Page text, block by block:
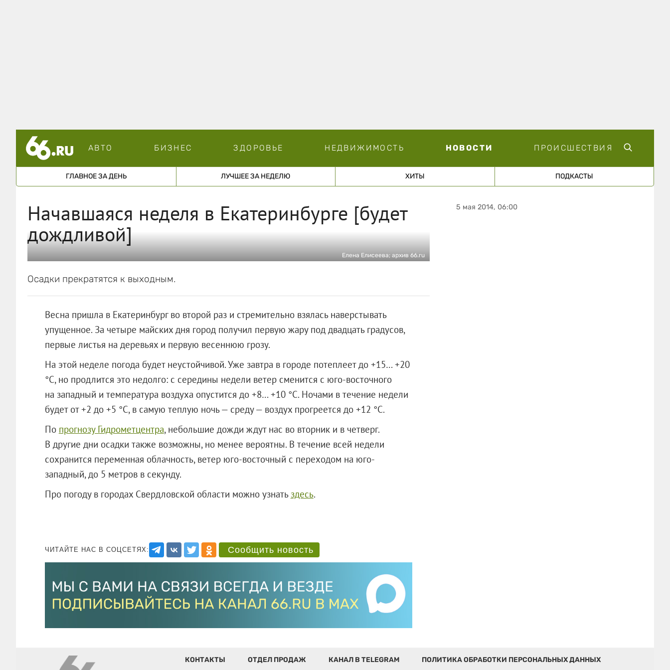
АВТО БИЗНЕС ЗДОРОВЬЕ НЕДВИЖИМОСТЬ НОВОСТИ ПРОИСШЕСТВИЯ
ГЛАВНОЕ ЗА ДЕНЬ ЛУЧШЕЕ ЗА НЕДЕЛЮ ХИТЫ ПОДКАСТЫ
Начавшаяся неделя в Екатеринбурге [будет
дождливой]
Елена Елисеева; архив 66.ru
Осадки прекратятся к выходным.
Весна пришла в Екатеринбург во второй раз и стремительно взялась наверстывать
упущенное. За четыре майских дня город получил первую жару под двадцать градусов,
первые листья на деревьях и первую весеннюю грозу.
На этой неделе погода будет неустойчивой. Уже завтра в городе потеплеет до +15… +20
°С, но продлится это недолго: с середины недели ветер сменится с юго-восточного
на западный и температура воздуха опустится до +8… +10 °С. Ночами в течение недели
будет от +2 до +5 °С, в самую теплую ночь — среду — воздух прогреется до +12 °С.
По прогнозу Гидрометцентра, небольшие дожди ждут нас во вторник и в четверг.
В другие дни осадки также возможны, но менее вероятны. В течение всей недели
сохранится переменная облачность, ветер юго-восточный с переходом на юго-
западный, до 5 метров в секунду.
Про погоду в городах Свердловской области можно узнать здесь.
ЧИТАЙТЕ НАС В СОЦСЕТЯХ: Сообщить новость
5 мая 2014, 06:00
КОНТАКТЫ ОТДЕЛ ПРОДАЖ КАНАЛ В TELEGRAM ПОЛИТИКА ОБРАБОТКИ ПЕРСОНАЛЬНЫХ ДАННЫХ